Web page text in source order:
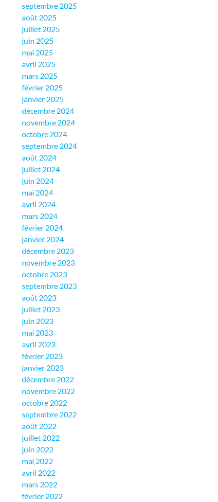
septembre 2025
août 2025
juillet 2025
juin 2025
mai 2025
avril 2025
mars 2025
février 2025
janvier 2025
décembre 2024
novembre 2024
octobre 2024
septembre 2024
août 2024
juillet 2024
juin 2024
mai 2024
avril 2024
mars 2024
février 2024
janvier 2024
décembre 2023
novembre 2023
octobre 2023
septembre 2023
août 2023
juillet 2023
juin 2023
mai 2023
avril 2023
février 2023
janvier 2023
décembre 2022
novembre 2022
octobre 2022
septembre 2022
août 2022
juillet 2022
juin 2022
mai 2022
avril 2022
mars 2022
février 2022